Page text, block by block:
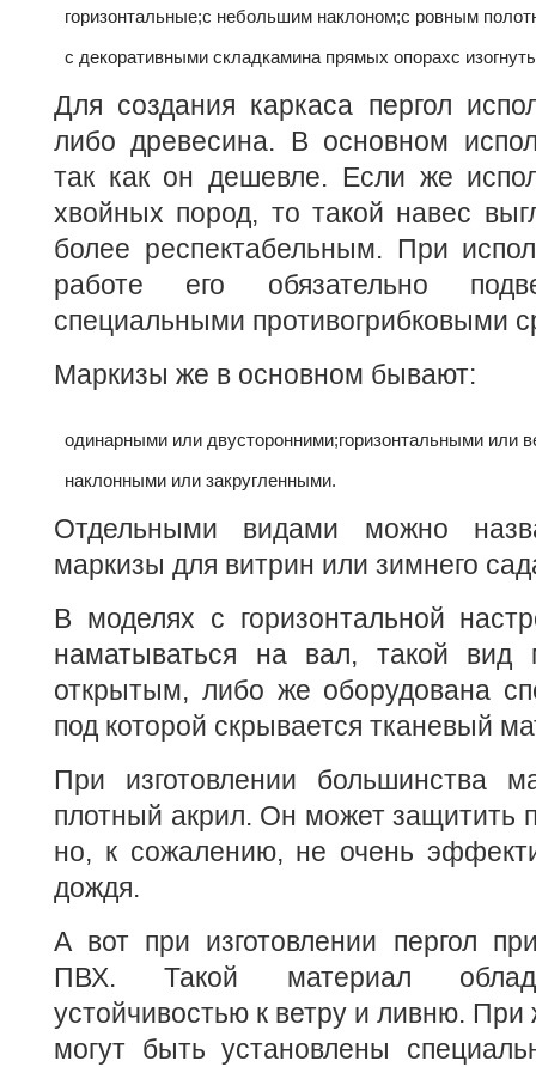
горизонтальные;с небольшим наклоном;с ровным
с декоративными складкамина прямых опорахс
Для создания каркаса пергол
либо древесина. В основном
так как он дешевле. Если же
хвойных пород, то такой навес
более респектабельным. При
работе его обязательно
специальными противогрибковыми
Маркизы же в основном бывают:
одинарными или двусторонними;горизонтальными или
наклонными или закругленными.
Отдельными видами можно
маркизы для витрин или зимнего
В моделях с горизонтальной
наматываться на вал, такой вид
открытым, либо же оборудована
под которой скрывается тканевый
При изготовлении большинства
плотный акрил. Он может защитить
но, к сожалению, не очень
дождя.
А вот при изготовлении пергол
ПВХ. Такой материал
устойчивостью к ветру и ливню.
могут быть установлены